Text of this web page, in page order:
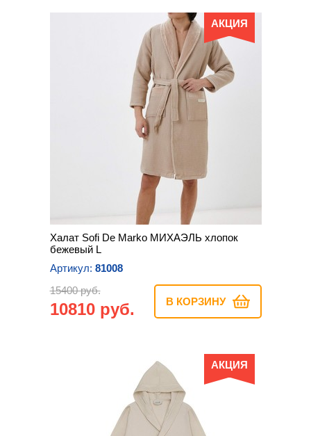
АКЦИЯ
Халат Sofi De Marko МИХАЭЛЬ хлопок
бежевый L
Артикул: 81008
15400 руб.
10810 руб. В КОРЗИНУ
АКЦИЯ